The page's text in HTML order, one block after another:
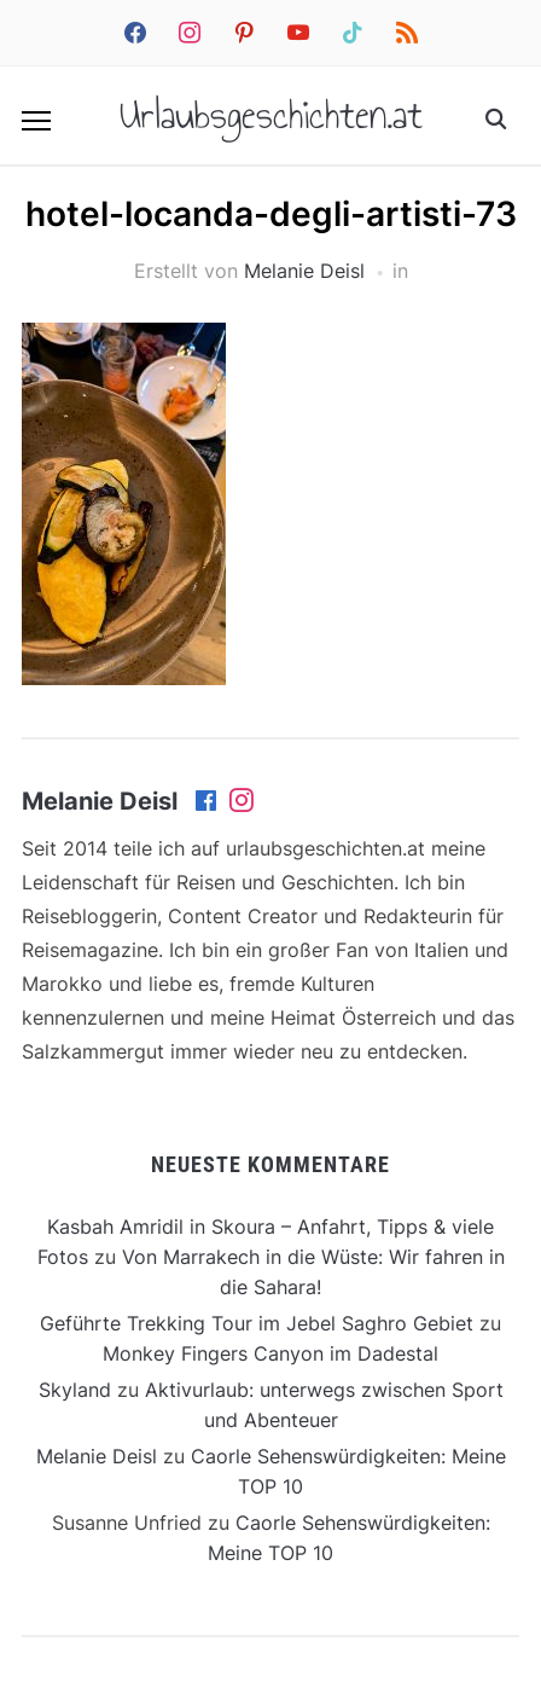
facebookinstagrampinterestyoutube tiktok rss
Urlaubsgeschichten.at
hotel-locanda-degli-artisti-73
Erstellt von Melanie Deisl in
Melanie Deisl
Seit 2014 teile ich auf urlaubsgeschichten.at meine
Leidenschaft für Reisen und Geschichten. Ich bin
Reisebloggerin, Content Creator und Redakteurin für
Reisemagazine. Ich bin ein großer Fan von Italien und
Marokko und liebe es, fremde Kulturen
kennenzulernen und meine Heimat Österreich und das
Salzkammergut immer wieder neu zu entdecken.
NEUESTE KOMMENTARE
Kasbah Amridil in Skoura – Anfahrt, Tipps & viele
Fotoszu Von Marrakech in die Wüste: Wir fahren in
die Sahara!
Geführte Trekking Tour im Jebel Saghro Gebiet zu
Monkey Fingers Canyon im Dadestal
Skyland zu Aktivurlaub: unterwegs zwischen Sport
und Abenteuer
Melanie Deisl zu Caorle Sehenswürdigkeiten: Meine
TOP 10
Susanne Unfried zu Caorle Sehenswürdigkeiten:
Meine TOP 10